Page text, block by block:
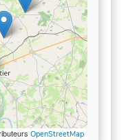
OpenStreetMap